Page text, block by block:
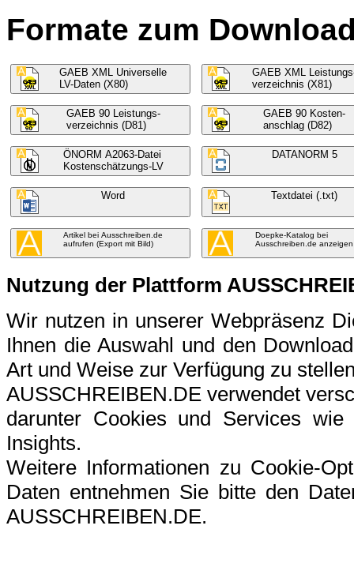
Formate zum
GAEB XML Universelle
LV-Daten (X80)
GAEB XML
verzeichnis (X81)
GAEB 90 Leistungs-
verzeichnis (D81)
GAEB 90 Kosten-
anschlag (D82)
ÖNORM A2063-Datei
Kostenschätzungs-LV
DATANORM 5
Word Textdatei (.txt)
Artikel bei Ausschreiben.de
aufrufen (Export mit Bild)
Doepke-Katalog bei
Ausschreiben.de anzeigen
Nutzung der Plattform
Wir nutzen in unserer Webpräsenz
Ihnen die Auswahl und den
Art und Weise zur Verfügung zu
AUSSCHREIBEN.DE verwendet
darunter Cookies und Services
Insights.
Weitere Informationen zu Cookie-
Daten entnehmen Sie bitte den
AUSSCHREIBEN.DE.